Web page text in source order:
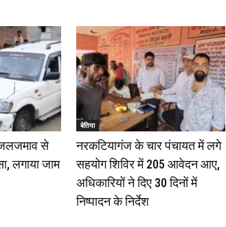
जलजमाव से
लगाया जाम
बेतिया
नरकटियागंज के चार पंचायत में लगे
सहयोग शिविर में 205 आवेदन आए,
अधिकारियों ने दिए 30 दिनों में
निष्पादन के निर्देश